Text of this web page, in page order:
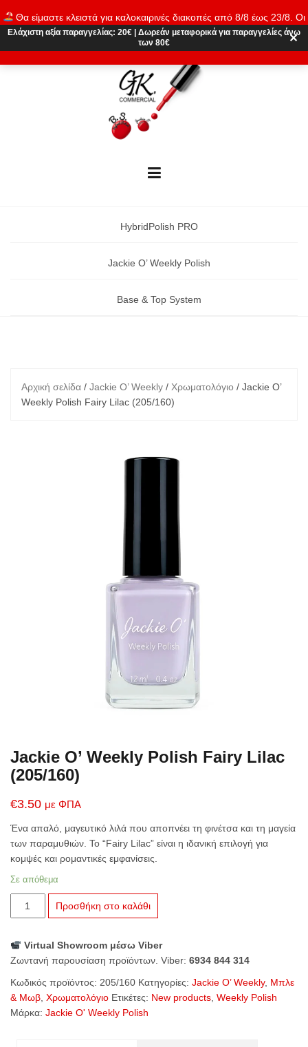
Θα είμαστε κλειστά για καλοκαιρινές διακοπές από 8/8 έως 23/8. Οι
παραγγελίες θα εκτελούνται ξανά από 24/8. Καλό καλοκαίρι!
Απόρριψη
to
content
Ελάχιστη αξία παραγγελίας: 20€ Δωρεάν μεταφορικά για παραγγελίες άνω
των 80€
✕
HybridPolish PRO
Jackie O’ Weekly Polish
Base & Top System
Αρχική σελίδα / Jackie O’ Weekly / Χρωματολόγιο / Jackie O’
Weekly Polish Fairy Lilac (205/160)
Jackie O’ Weekly Polish Fairy Lilac
(205/160)
€3.50 με ΦΠΑ
Ένα απαλό, μαγευτικό λιλά που αποπνέει τη φινέτσα και τη μαγεία
των παραμυθιών. Το “Fairy Lilac” είναι η ιδανική επιλογή για
κομψές και ρομαντικές εμφανίσεις.
Σε απόθεμα
Jackie
O’
Polish
Fairy
ποσότητα
Προσθήκη στο καλάθι
Virtual Showroom μέσω Viber
Ζωντανή παρουσίαση προϊόντων. Viber: 6934 844 314
Κωδικός προϊόντος: 205/160 Κατηγορίες: Jackie O’ Weekly, Μπλε
& Μωβ Χρωματολόγιο Ετικέτες: New products Weekly Polish
Μάρκα: Jackie O' Weekly Polish